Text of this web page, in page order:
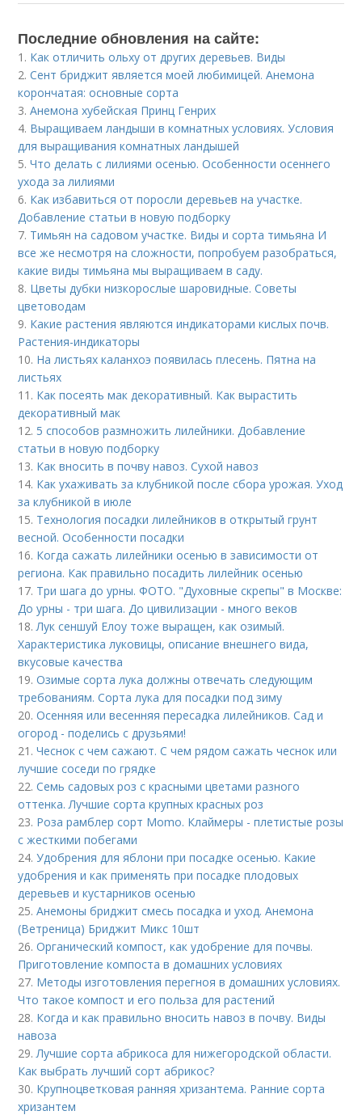
Последние обновления на сайте:
1. Как отличить ольху от других деревьев. Виды
2.Сент бриджит является моей любимицей. Анемона
корончатая: основные сорта
3.Анемона хубейская Принц Генрих
4. Выращиваем ландыши в комнатных условиях. Условия
для выращивания комнатных ландышей
5.Что делать с лилиями осенью. Особенности осеннего
ухода за лилиями
6. Как избавиться от поросли деревьев на участке.
Добавление статьи в новую подборку
7. Тимьян на садовом участке. Виды и сорта тимьяна И
все же несмотря на сложности, попробуем разобраться,
какие виды тимьяна мы выращиваем в саду.
8. Цветы дубки низкорослые шаровидные. Советы
цветоводам
9. Какие растения являются индикаторами кислых почв.
Растения-индикаторы
10. На листьях каланхоэ появилась плесень. Пятна на
листьях
11. Как посеять мак декоративный. Как вырастить
декоративный мак
12. 5 способов размножить лилейники. Добавление
статьи в новую подборку
13. Как вносить в почву навоз. Сухой навоз
14. Как ухаживать за клубникой после сбора урожая. Уход
за клубникой в июле
15. Технология посадки лилейников в открытый грунт
весной. Особенности посадки
16. Когда сажать лилейники осенью в зависимости от
региона. Как правильно посадить лилейник осенью
17. Три шага до урны. ФОТО. "Духовные скрепы" в Москве:
До урны - три шага. До цивилизации - много веков
18.Лук сеншуй Елоу тоже выращен, как озимый.
Характеристика луковицы, описание внешнего вида,
вкусовые качества
19.Озимые сорта лука должны отвечать следующим
требованиям. Сорта лука для посадки под зиму
20.Осенняя или весенняя пересадка лилейников. Сад и
огород - поделись с друзьями!
21.Чеснок с чем сажают. С чем рядом сажать чеснок или
лучшие соседи по грядке
22.Семь садовых роз с красными цветами разного
оттенка. Лучшие сорта крупных красных роз
23. Роза рамблер сорт Momo. Клаймеры - плетистые розы
с жесткими побегами
24.Удобрения для яблони при посадке осенью. Какие
удобрения и как применять при посадке плодовых
деревьев и кустарников осенью
25.Анемоны бриджит смесь посадка и уход. Анемона
(Ветреница) Бриджит Микс 10шт
26.Органический компост, как удобрение для почвы.
Приготовление компоста в домашних условиях
27. Методы изготовления перегноя в домашних условиях.
Что такое компост и его польза для растений
28. Когда и как правильно вносить навоз в почву. Виды
навоза
29.Лучшие сорта абрикоса для нижегородской области.
Как выбрать лучший сорт абрикос?
30. Крупноцветковая ранняя хризантема. Ранние сорта
хризантем